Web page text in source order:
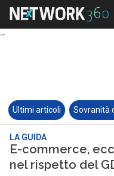
Ultimi articoli Sovranità
LA GUIDA
E-commerce,
nel rispetto del